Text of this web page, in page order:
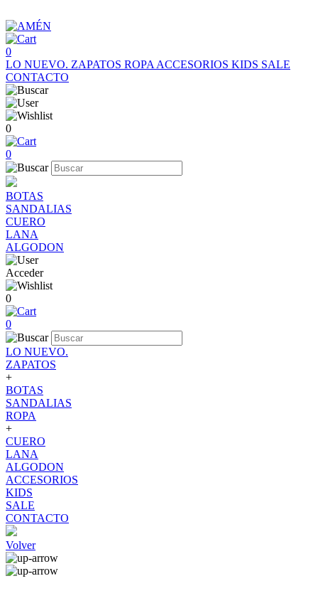
0
LO NUEVO. ZAPATOS ROPA ACCESORIOS KIDS SALE
CONTACTO
0
0
BOTAS
SANDALIAS
CUERO
LANA
ALGODON
Acceder
0
0
LO NUEVO.
ZAPATOS
+
BOTAS
SANDALIAS
ROPA
+
CUERO
LANA
ALGODON
ACCESORIOS
KIDS
SALE
CONTACTO
Volver